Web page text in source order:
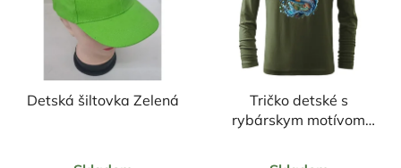
Detská šiltovka Zelená
Tričko detské s
rybárskym motívom